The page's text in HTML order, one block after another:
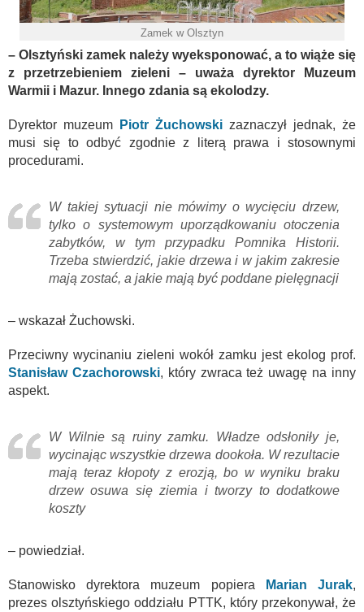
Zamek w Olsztyn
– Olsztyński zamek należy wyeksponować, a to wiąże się
z przetrzebieniem zieleni – uważa dyrektor Muzeum
Warmii i Mazur. Innego zdania są ekolodzy.
Dyrektor muzeum Piotr Żuchowski zaznaczył jednak, że
musi się to odbyć zgodnie z literą prawa i stosownymi
procedurami.
W takiej sytuacji nie mówimy o wycięciu drzew,
tylko o systemowym uporządkowaniu otoczenia
zabytków, w tym przypadku Pomnika Historii.
Trzeba stwierdzić, jakie drzewa i w jakim zakresie
mają zostać, a jakie mają być poddane pielęgnacji
– wskazał Żuchowski.
Przeciwny wycinaniu zieleni wokół zamku jest ekolog prof.
Stanisław Czachorowski, który zwraca też uwagę na inny
aspekt.
W Wilnie są ruiny zamku. Władze odsłoniły je,
wycinając wszystkie drzewa dookoła. W rezultacie
mają teraz kłopoty z erozją, bo w wyniku braku
drzew osuwa się ziemia i tworzy to dodatkowe
koszty
– powiedział.
Stanowisko dyrektora muzeum popiera Marian Jurak,
prezes olsztyńskiego oddziału PTTK, który przekonywał, że